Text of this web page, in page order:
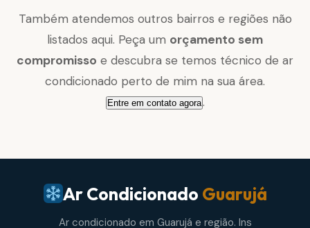
Também atendemos outros bairros e regiões não
listados aqui. Peça um orçamento sem
compromisso e descubra se temos técnico de ar
condicionado perto de mim na sua área.
Entre em contato agora.
Ar Condicionado Guarujá
Ar condicionado em Guarujá e região. Ins